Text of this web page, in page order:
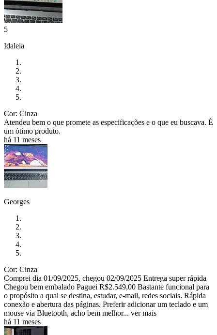
5
Idaleia
Cor: Cinza
Atendeu bem o que promete as especificações e o que eu buscava. É
um ótimo produto.
há 11 meses
Georges
Cor: Cinza
Comprei dia 01/09/2025, chegou 02/09/2025 Entrega super rápida
Chegou bem embalado Paguei R$2.549,00 Bastante funcional para
o propósito a qual se destina, estudar, e-mail, redes sociais. Rápida
conexão e abertura das páginas. Preferir adicionar um teclado e um
mouse via Bluetooth, acho bem melhor... ver mais
há 11 meses